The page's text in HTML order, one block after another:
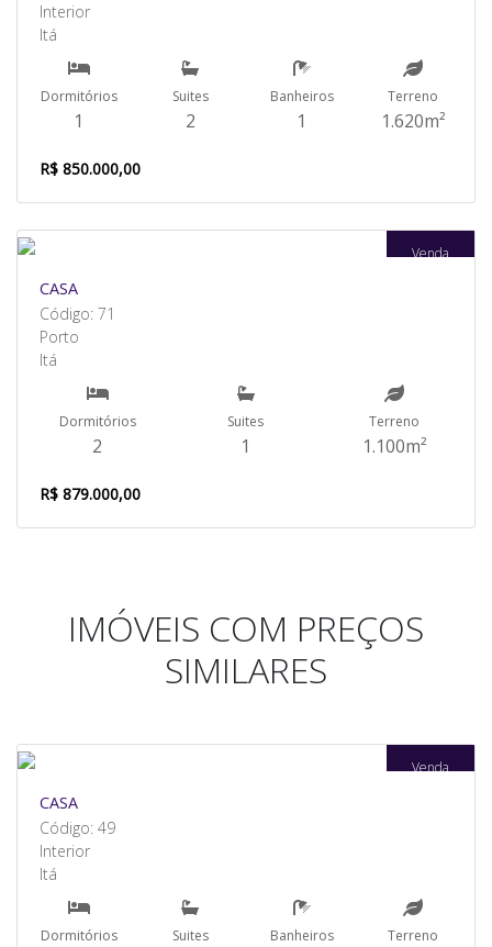
Interior
Itá
Dormitórios
1
Suites
2
Banheiros
1
Terreno
1.620m²
R$ 850.000,00
Venda
CASA
Código: 71
Porto
Itá
Dormitórios
2
Suites
1
Terreno
1.100m²
R$ 879.000,00
IMÓVEIS COM PREÇOS
SIMILARES
Venda
CASA
Código: 49
Interior
Itá
Dormitórios Suites Banheiros Terreno